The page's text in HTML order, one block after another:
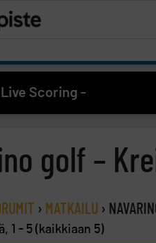
Scoring -
golf –
› MATKAILU ›
1 - 5 (kaikkiaan 5)